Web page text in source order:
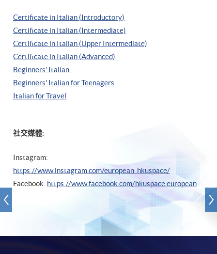
Certificate in Italian (Introductory)
Certificate in Italian (Intermediate)
Certificate in Italian (Upper Intermediate)
Certificate in Italian (Advanced)
Beginners' Italian
Beginners' Italianfor Teenagers
Italian for Travel
社交媒體:
Instagram:
https://www.instagram.com/european_hkuspace/
Facebook: https://www.facebook.com/hkuspace.european